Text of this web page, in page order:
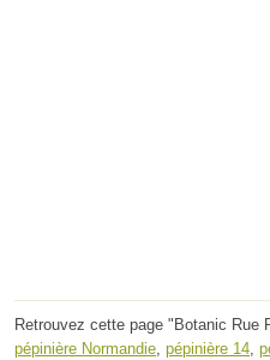
Retrouvez cette page "Botanic Rue
pépinière Normandie, pépinière 14,